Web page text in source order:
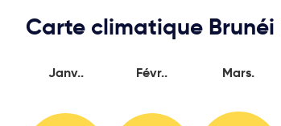
Carte climatique Brunéi
Janv.. Févr.. Mars.